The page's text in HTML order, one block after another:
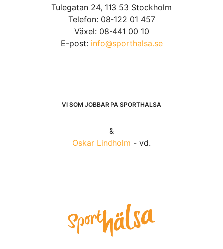
Tulegatan 24, 113 53 Stockholm
Telefon: 08-122 01 457
Växel: 08-441 00 10
E-post: info@sporthalsa.se
VI SOM JOBBAR PÅ SPORTHÄLSA
&
Oskar Lindholm - vd.